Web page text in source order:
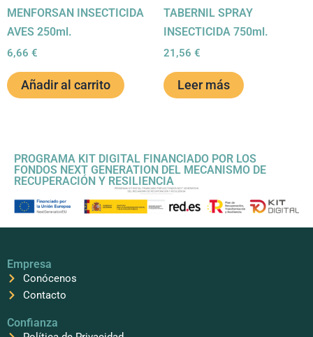
MENFORSAN INSECTICIDA
AVES 250ml.
6,66 €
Añadir al carrito
TABERNIL SPRAY
INSECTICIDA 750ml.
21,56 €
Leer más
PROGRAMA KIT DIGITAL FINANCIADO POR LOS
FONDOS NEXT GENERATION DEL MECANISMO DE
RECUPERACIÓN Y RESILIENCIA
Empresa
Conócenos
Contacto
Confianza